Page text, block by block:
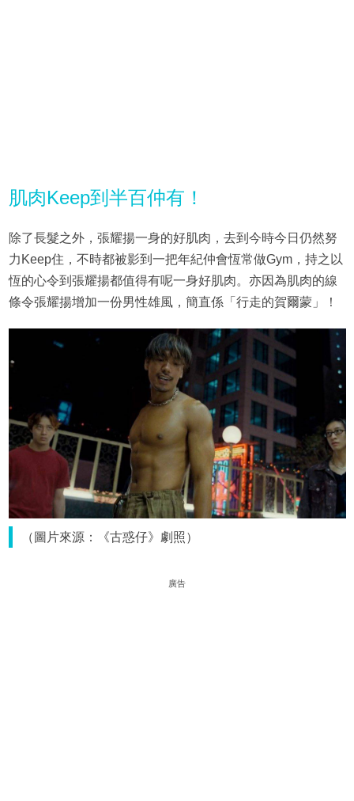
肌肉Keep到半百仲有！
除了長髮之外，張耀揚一身的好肌肉，去到今時今日仍然努
力Keep住，不時都被影到一把年紀仲會恆常做Gym，持之以
恆的心令到張耀揚都值得有呢一身好肌肉。亦因為肌肉的線
條令張耀揚增加一份男性雄風，簡直係「行走的賀爾蒙」！
（圖片來源：《古惑仔》劇照）
廣告